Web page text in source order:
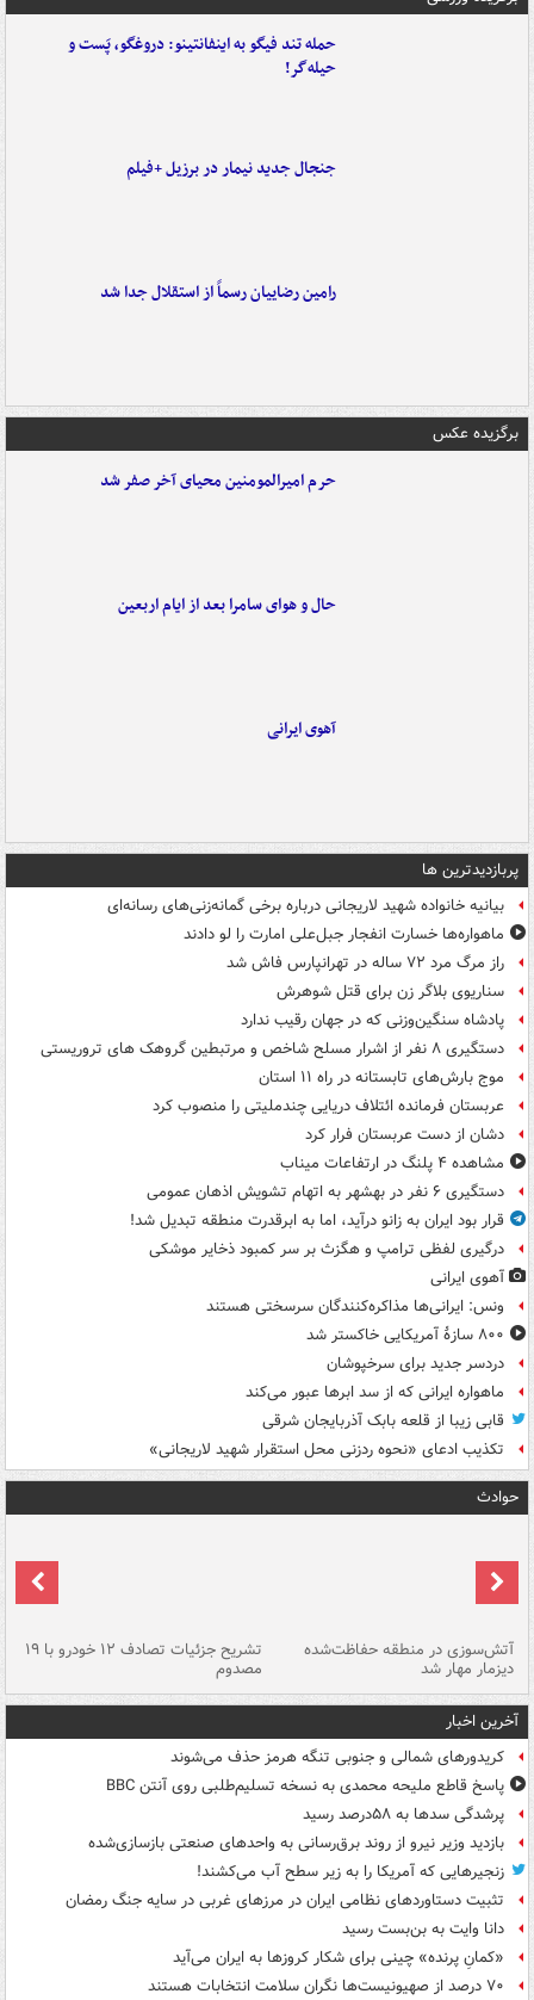
حمله تند فیگو به اینفانتینو: دروغگو، پَست‌ و
حیله‌گر!
جنجال جدید نیمار در برزیل +فیلم
رامین رضاییان رسماً از استقلال جدا شد
برگزیده عکس
حرم امیرالمومنین محیای آخر صفر شد
حال و هوای سامرا بعد از ایام اربعین
آهوی ایرانی
پربازدیدترین ها
بیانیه خانواده شهید لاریجانی درباره برخی گمانه‌زنی‌های رسانه‌ای
ماهواره‌ها خسارت انفجار جبل‌علی امارت را لو دادند
راز مرگ مرد ۷۲ ساله در تهرانپارس فاش شد
سناریوی بلاگر زن برای قتل شوهرش
پادشاه سنگین‌وزنی که در جهان رقیب ندارد
دستگیری ۸ نفر از اشرار مسلح شاخص و مرتبطین گروهک های تروریستی
موج بارش‌های تابستانه در راه ۱۱ استان
عربستان فرمانده ائتلاف دریایی چندملیتی را منصوب کرد
دشان از دست عربستان فرار کرد
مشاهده ۴ پلنگ در ارتفاعات میناب
دستگیری ۶ نفر در بهشهر به اتهام تشویش اذهان عمومی
قرار بود ایران به زانو درآید، اما به ابرقدرت منطقه تبدیل شد!
درگیری لفظی ترامپ و هگزث بر سر کمبود ذخایر موشکی
آهوی ایرانی
ونس: ایرانی‌ها مذاکره‌کنندگان سرسختی هستند
۸۰۰ سازۀ آمریکایی خاکستر شد
دردسر جدید برای سرخپوشان
ماهواره ایرانی که از سد ابرها عبور می‌کند
قابی زیبا از قلعه بابک آذربایجان شرقی
تکذیب ادعای «نحوه ردزنی محل استقرار شهید لاریجانی»
حوادث
آتش‌سوزی در منطقه حفاظت‌شده
دیزمار مهار شد
تشریح جزئیات تصادف ۱۲ خودرو با ۱۹
مصدوم
آخرین اخبار
کریدورهای شمالی و جنوبی تنگه هرمز حذف می‌شوند
پاسخ قاطع ملیحه محمدی به نسخه تسلیم‌طلبی روی آنتن BBC
پرشدگی سدها به ۵۸درصد رسید
بازدید وزیر نیرو از روند برق‌رسانی به واحدهای صنعتی بازسازی‌شده
زنجیرهایی که آمریکا را به زیر سطح آب می‌کشند!
تثبیت دستاوردهای نظامی ایران در مرزهای غربی در سایه جنگ رمضان
دانا وایت به بن‌بست رسید
«کمانِ پرنده» چینی برای شکار کروزها به ایران می‌آید
۷۰ درصد از صهیونیست‌ها نگران سلامت انتخابات هستند